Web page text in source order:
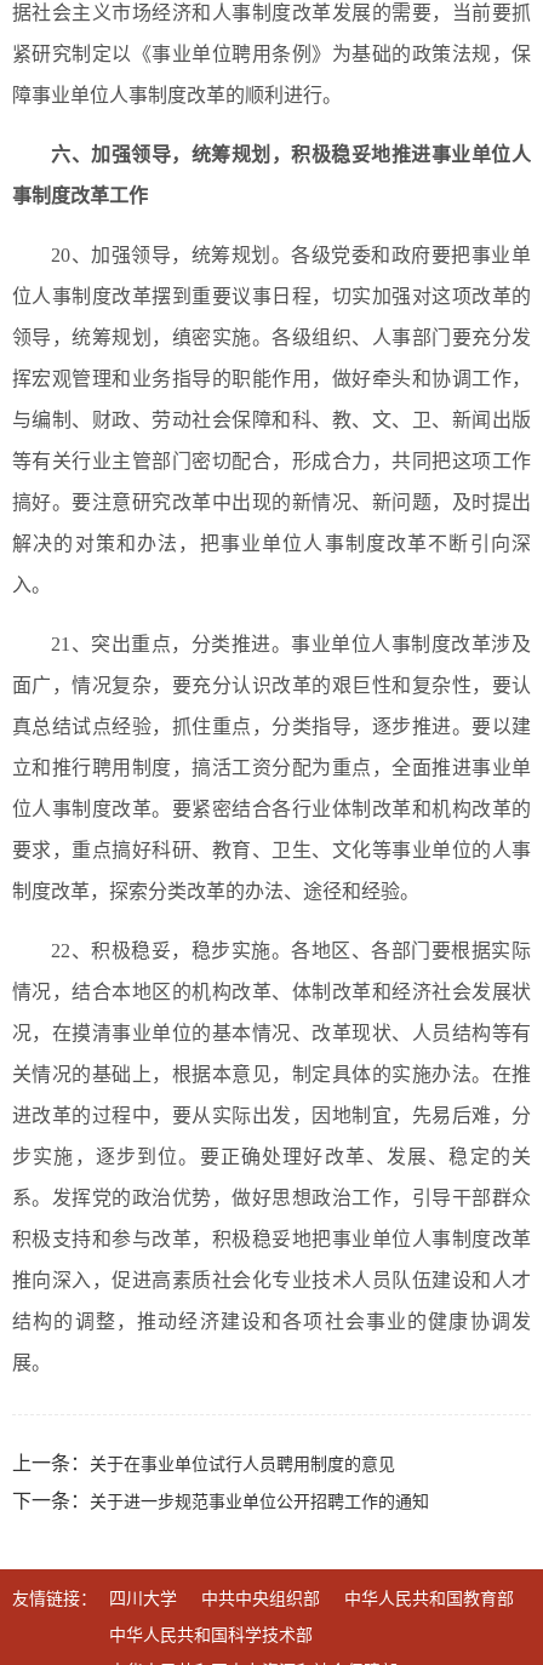
据社会主义市场经济和人事制度改革发展的需要，当前要抓
紧研究制定以《事业单位聘用条例》为基础的政策法规，保
障事业单位人事制度改革的顺利进行。
六、加强领导，统筹规划，积极稳妥地推进事业单位人
事制度改革工作
20、加强领导，统筹规划。各级党委和政府要把事业单
位人事制度改革摆到重要议事日程，切实加强对这项改革的
领导，统筹规划，缜密实施。各级组织、人事部门要充分发
挥宏观管理和业务指导的职能作用，做好牵头和协调工作，
与编制、财政、劳动社会保障和科、教、文、卫、新闻出版
等有关行业主管部门密切配合，形成合力，共同把这项工作
搞好。要注意研究改革中出现的新情况、新问题，及时提出
解决的对策和办法，把事业单位人事制度改革不断引向深
入。
21、突出重点，分类推进。事业单位人事制度改革涉及
面广，情况复杂，要充分认识改革的艰巨性和复杂性，要认
真总结试点经验，抓住重点，分类指导，逐步推进。要以建
立和推行聘用制度，搞活工资分配为重点，全面推进事业单
位人事制度改革。要紧密结合各行业体制改革和机构改革的
要求，重点搞好科研、教育、卫生、文化等事业单位的人事
制度改革，探索分类改革的办法、途径和经验。
22、积极稳妥，稳步实施。各地区、各部门要根据实际
情况，结合本地区的机构改革、体制改革和经济社会发展状
况，在摸清事业单位的基本情况、改革现状、人员结构等有
关情况的基础上，根据本意见，制定具体的实施办法。在推
进改革的过程中，要从实际出发，因地制宜，先易后难，分
步实施，逐步到位。要正确处理好改革、发展、稳定的关
系。发挥党的政治优势，做好思想政治工作，引导干部群众
积极支持和参与改革，积极稳妥地把事业单位人事制度改革
推向深入，促进高素质社会化专业技术人员队伍建设和人才
结构的调整，推动经济建设和各项社会事业的健康协调发
展。
上一条： 关于在事业单位试行人员聘用制度的意见
下一条： 关于进一步规范事业单位公开招聘工作的通知
友情链接： 四川大学 中共中央组织部
中华人民共和国教育部
中华人民共和国科学技术部